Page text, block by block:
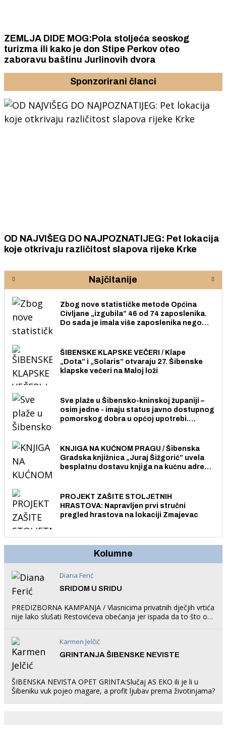
ZEMLJA DIDE MOG:Pola stoljeća seoskog
turizma ili kako je don Stipe Perkov oteo
zaboravu baštinu Jurlinovih dvora
Sponzorirani članci
OD NAJVIŠEG DO NAJPOZNATIJEG: Pet lokacija
koje otkrivaju različitost slapova rijeke Krke
Najčitanije
Zbog nove statističke metode Općina
Civljane „izgubila” 46 od 74 zaposlenika.
Do sada je imala više zaposlenika nego
ŠIBENSKE KLAPSKE VEČERI / Klape
„Dota” i „Solaris” otvaraju 27. Šibenske
klapske večeri na Maloj loži
Sve plaže u Šibensko-kninskoj županiji –
osim jedne - imaju status javno dostupnog
pomorskog dobra u općoj upotrebi.
KNJIGA NA KUĆNOM PRAGU / Šibenska
Gradska knjižnica „Juraj Šižgorić” uvela
besplatnu dostavu knjiga na kućnu adresu
PROJEKT ZAŠITE STOLJETNIH
HRASTOVA: Napravljen prvi stručni
pregled hrastova na lokaciji Zmajevac
Kolumne
Diana Ferić
SRIDOM U SRIDU
PREDIZBORNA KAMPANJA / Vlasnicima privatnih dječjih vrtića
nije lako slušati Restovićeva obećanja jer ispada da to što oni
Karmen Jelčić
GRINTANJA ŠIBENSKE NEVISTE
ŠIBENSKA NEVISTA OPET GRINTA:Slučaj AS EKO ili je li u
Šibeniku vuk pojeo magare, a profit ljubav prema životinjama?